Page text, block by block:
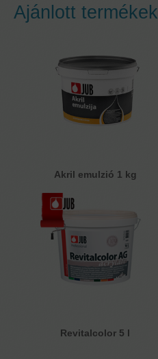
Ajánlott termékek
Akril emulzió 1 kg
Revitalcolor 5 l